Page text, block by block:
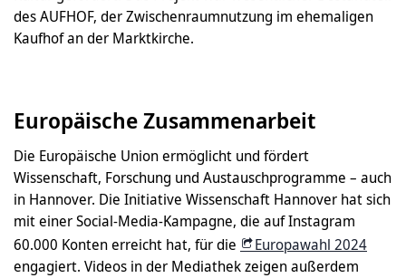
des AUFHOF, der Zwischenraumnutzung im ehemaligen
Kaufhof an der Marktkirche.
Europäische Zusammenarbeit
Die Europäische Union ermöglicht und fördert
Wissenschaft, Forschung und Austauschprogramme – auch
in Hannover. Die Initiative Wissenschaft Hannover hat sich
mit einer Social-Media-Kampagne, die auf Instagram
60.000 Konten erreicht hat, für die
Europawahl 2024
engagiert. Videos in der Mediathek zeigen außerdem